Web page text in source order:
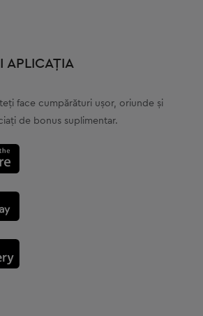
APLICAȚIA
face cumpărături ușor, oriunde și
de bonus suplimentar.